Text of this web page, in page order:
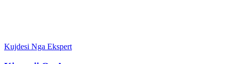
Kujdesi Nga Ekspert